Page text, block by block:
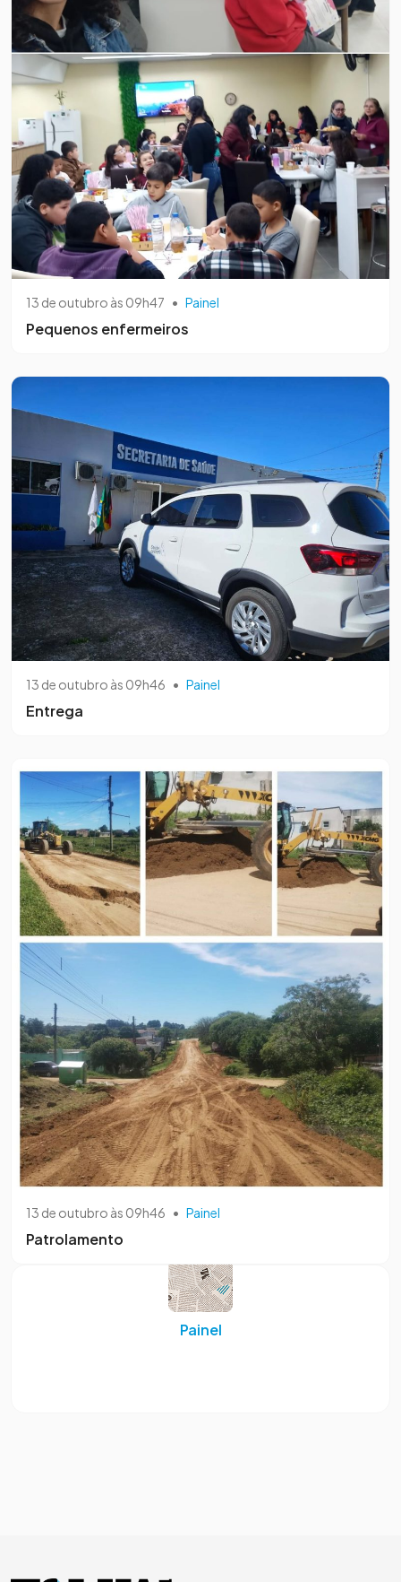
13 de outubro às 09h47 • Painel
Pequenos enfermeiros
13 de outubro às 09h46 • Painel
Entrega
13 de outubro às 09h46 • Painel
Patrolamento
Painel